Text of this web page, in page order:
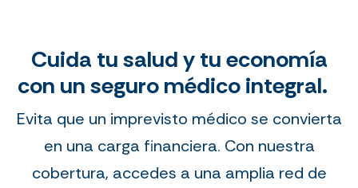
Cuida tu salud y tu economía
con un seguro médico integral.
Evita que un imprevisto médico se convierta
en una carga financiera. Con nuestra
cobertura, accedes a una amplia red de